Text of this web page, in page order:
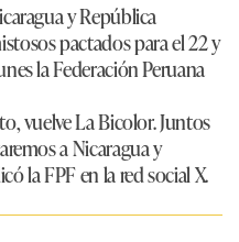
y República
pactados para el 22 y
la Federación Peruana
vuelve La Bicolor. Juntos
a Nicaragua y
la FPF en la red social X.